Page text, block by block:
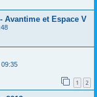
Avantime et Espace V
1 2